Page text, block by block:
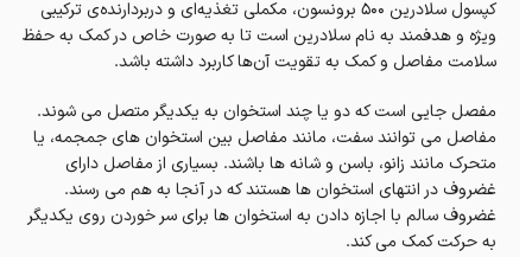
کپسول سلادرین 500 برونسون، مکملی تغذیه‌ای و دربردارنده‌ی ترکیبی
ویژه و هدفمند به نام سلادرین است تا به صورت خاص در کمک به حفظ
سلامت مفاصل و کمک به تقویت آن‌ها کاربرد داشته باشد.
مفصل جایی است که دو یا چند استخوان به یکدیگر متصل می شوند.
مفاصل می توانند سفت، مانند مفاصل بین استخوان های جمجمه، یا
متحرک مانند زانو، باسن و شانه ها باشند. بسیاری از مفاصل دارای
غضروف در انتهای استخوان ها هستند که در آنجا به هم می رسند.
غضروف سالم با اجازه دادن به استخوان ها برای سر خوردن روی یکدیگر
به حرکت کمک می کند.